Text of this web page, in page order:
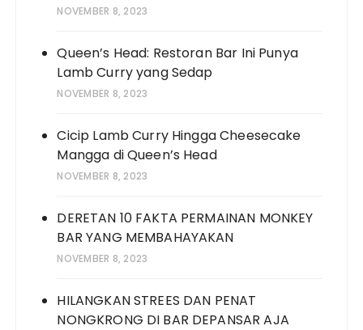
NOVEMBER 8, 2023
Queen’s Head: Restoran Bar Ini Punya
Lamb Curry yang Sedap
NOVEMBER 8, 2023
Cicip Lamb Curry Hingga Cheesecake
Mangga di Queen’s Head
NOVEMBER 8, 2023
DERETAN 10 FAKTA PERMAINAN MONKEY
BAR YANG MEMBAHAYAKAN
NOVEMBER 8, 2023
HILANGKAN STREES DAN PENAT
NONGKRONG DI BAR DEPANSAR AJA